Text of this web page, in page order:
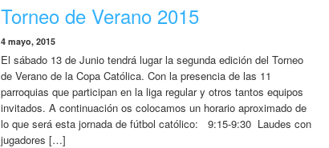
Torneo de Verano 2015
4 mayo, 2015
El sábado 13 de Junio tendrá lugar la segunda edición del Torneo
de Verano de la Copa Católica. Con la presencia de las 11
parroquias que participan en la liga regular y otros tantos equipos
invitados. A continuación os colocamos un horario aproximado de
lo que será esta jornada de fútbol católico: 9:15-9:30 Laudes con
jugadores […]